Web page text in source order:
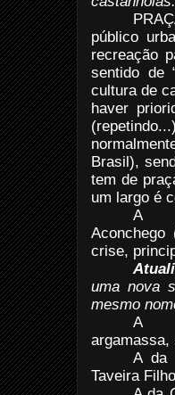
público
recreação
sentido de
cultura de
haver
Brasil),
tem de
um largo é
A
crise,
uma nova
mesmo
A
argamassa,
A da
Taveira